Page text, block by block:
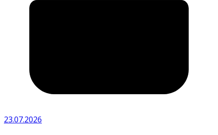
23.07.2026